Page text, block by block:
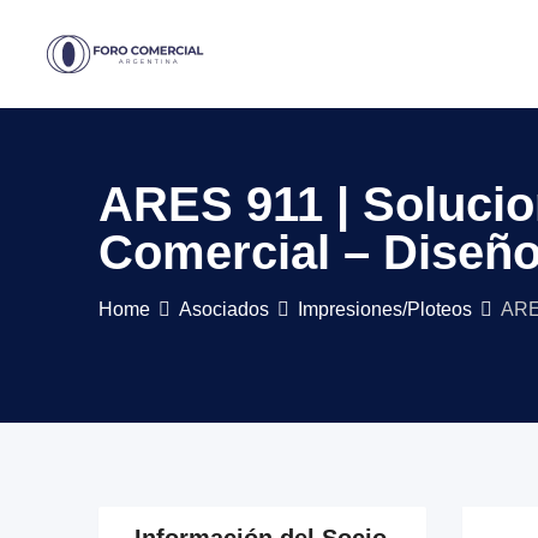
ARES 911 |
Comercial –
Home Asociados Impresiones/Ploteos